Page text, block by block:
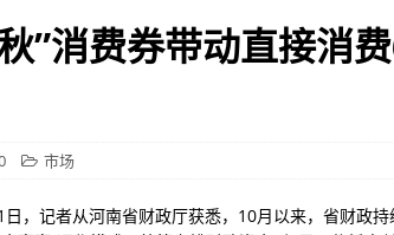
”消费券带动直接消
市场
，记者从河南省财政厅获悉，10月以来，省财政持